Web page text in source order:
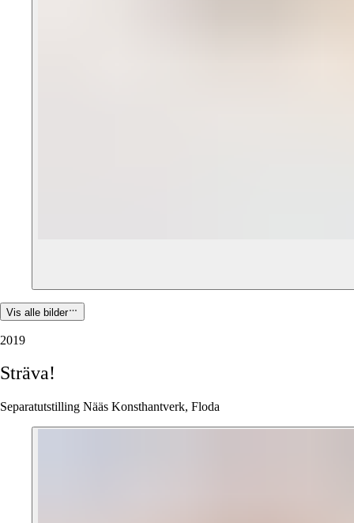
Vis alle bilder
2019
Sträva!
Separatutstilling Nääs Konsthantverk, Floda